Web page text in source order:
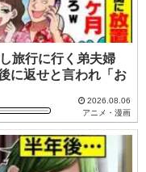
旅行に行く弟夫婦
に返せと言われ「お
2026.08.06
アニメ・漫画